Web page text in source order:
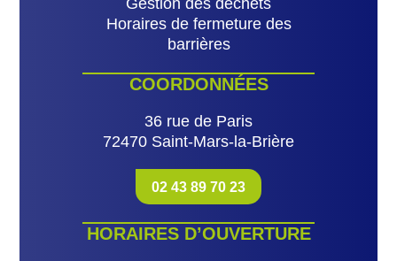
Horaires de fermeture des
barrières
COORDONNÉES
36 rue de Paris
72470 Saint-Mars-la-Brière
02 43 89 70 23
HORAIRES D’OUVERTURE